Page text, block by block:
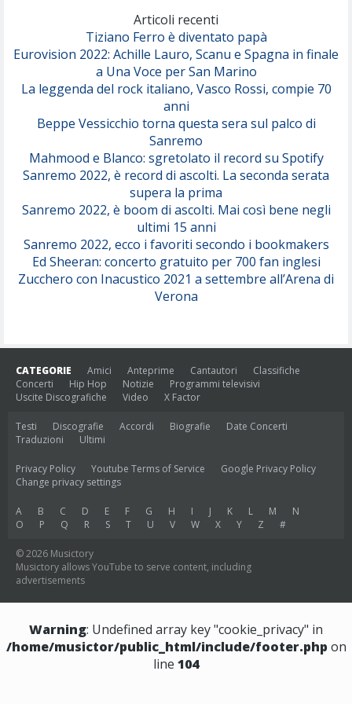
Serenamente
Articoli recenti
Tiziano Ferro è diventato papà
Eurovision 2022: Achille Lauro, Scanu e Spagna in finale
a Una Voce per San Marino
La leggenda del rock italiano, Vasco Rossi, compie 70
anni
Beppe Vessicchio torna questa sera sul palco di
Sanremo
Mahmood e Blanco: sgretolato il record su Spotify
Sanremo 2022, è record di ascolti. La seconda serata
supera la prima
Sanremo 2022, è boom di ascolti. Mai così bene negli
ultimi 15 anni
Sanremo 2022, ecco i favoriti secondo i bookmakers
Ed Sheeran: concerto gratuito per 700 fan inglesi
Zucchero con Inacustico 2021 a settembre all’Arena di
Verona
CATEGORIE Amici Anteprime Cantautori
Classifiche
Concerti
Hip Hop Notizie
Programmi televisivi
Uscite Discografiche
Video X Factor
Testi Discografie Accordi Biografie
Date Concerti
Traduzioni
Ultimi
Privacy Policy Youtube Terms of Service
Google Privacy Policy
Change privacy settings
A B C D E F G H I J K L M
N
O
P Q R S T U V W X Y Z #
© 2026 Musictory
Musictory allows YouTube to serve content, including
advertisements
Warning: Undefined array key "cookie_privacy" in
/home/musictor/public_html/include/footer.php on
line 104